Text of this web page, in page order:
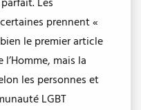
prennent «
le premier article
mais la
les personnes et
LGBT